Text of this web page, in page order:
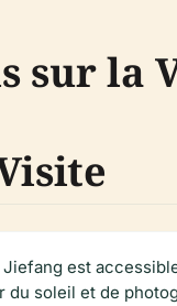
sur la
Jiefang est
du soleil et de